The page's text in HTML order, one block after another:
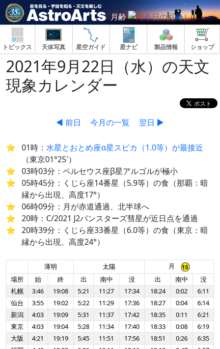
月齢
トピックス 天体写真 星空ガイド 星ナビ 製品情報 ショップ
2021年9月22日（水）の天文
現象カレンダー
◀ 前日 今月の一覧 翌日 ▶
01時： 水星とおとめ座α星スピカ（1.0等）が最接近
（東京01°25′）
03時03分：ペルセウス座β星アルゴルが極小
05時45分：くじら座14番星（5.9等）の食（那覇：暗
縁から出現、高度17°）
06時09分：月が赤道通過、北半球へ
20時：C/2021 J2パンスターズ彗星が近日点を通過
20時39分：くじら座33番星（6.0等）の食（東京：暗
縁から出現、高度24°）
薄明 太陽
月
場所
始 終 出 南中 没 出 南中
没
札幌
3:46 19:08 5:21 11:27 17:34 18:24 0:02
6:11
仙台
3:55 19:02 5:22 11:29 17:36 18:27 0:04
6:14
新潟
4:03 19:09 5:31 11:37 17:42 18:35 0:11
6:21
東京
4:03 19:04 5:28 11:34 17:40 18:33 0:08
6:19
大阪
4:21 19:19 5:45 11:51 17:56 18:51 0:26
6:35